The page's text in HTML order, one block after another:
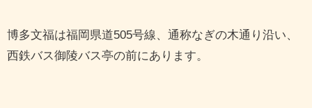
博多文福は福岡県道505号線、通称なぎの木通り沿い、
西鉄バス御陵バス亭の前にあります。